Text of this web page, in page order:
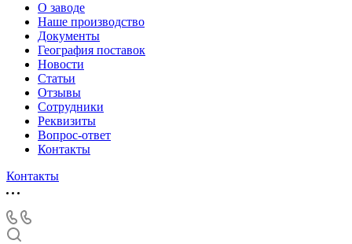
О заводе
Наше производство
Документы
География поставок
Новости
Статьи
Отзывы
Сотрудники
Реквизиты
Вопрос-ответ
Контакты
Контакты